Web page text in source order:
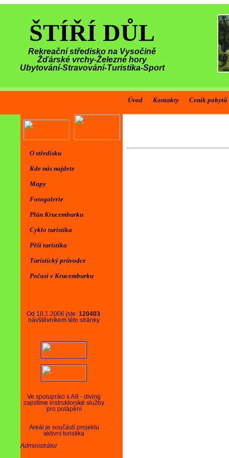
ŠTÍŘÍ DŮL
Rekreační středisko na Vysočině
Žďárské vrchy-Železné hory
Ubytování-Stravování-Turistika-Sport
Úvod Kontakty Ceník pobytů
Od 18.1.2006 jste 120403
návštěvníkem této stránky
Ve spolupráci s AB - diving
zajistíme instruktorské služby
pro potápění
Areál je součástí projektu
aktivní turistika
Administrátor
O středisku
Kde nás najdete
Mapy
Fotogalerie
Plán Krucemburku
Cyklo turistika
Pěší turistika
Turistický průvodce
Počasí v Krucemburku